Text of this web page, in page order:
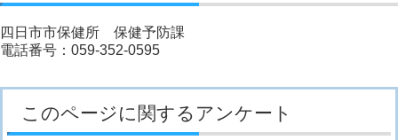
四日市市保健所 保健予防課
電話番号：059-352-0595
このページに関するアンケート